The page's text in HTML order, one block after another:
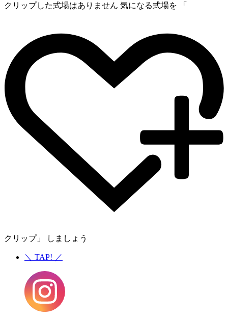
クリップした式場はありません 気になる式場を 「
クリップ」 しましょう
＼ TAP! ／